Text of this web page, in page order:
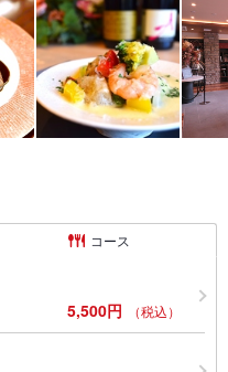
コース
5,500円 （税込）